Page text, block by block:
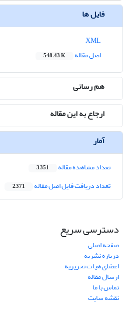
فایل ها
اصل مقاله
548.43 K
هم رسانی
ارجاع به این مقاله
آمار
تعداد مشاهده مقاله 3,351
تعداد دریافت فایل اصل مقاله 2,371
دسترسی سریع
صفحه اصلی
درباره نشریه
اعضای هیات تحریریه
ارسال مقاله
تماس با ما
نقشه سایت